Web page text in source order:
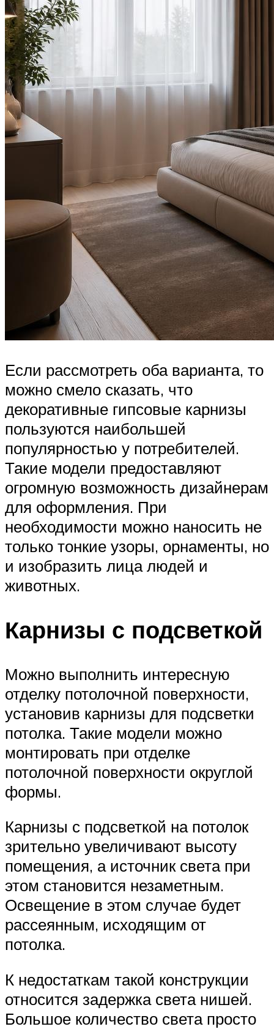
Если рассмотреть оба варианта, то
можно смело сказать, что
декоративные гипсовые карнизы
пользуются наибольшей
популярностью у потребителей.
Такие модели предоставляют
огромную возможность дизайнерам
для оформления. При
необходимости можно наносить не
только тонкие узоры, орнаменты, но
и изобразить лица людей и
животных.
Карнизы с подсветкой
Можно выполнить интересную
отделку потолочной поверхности,
установив карнизы для подсветки
потолка. Такие модели можно
монтировать при отделке
потолочной поверхности округлой
формы.
Карнизы с подсветкой на потолок
зрительно увеличивают высоту
помещения, а источник света при
этом становится незаметным.
Освещение в этом случае будет
рассеянным, исходящим от
потолка.
К недостаткам такой конструкции
относится задержка света нишей.
Большое количество света просто